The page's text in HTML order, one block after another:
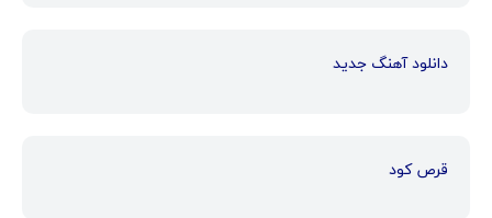
دانلود آهنگ جدید
قرص کود